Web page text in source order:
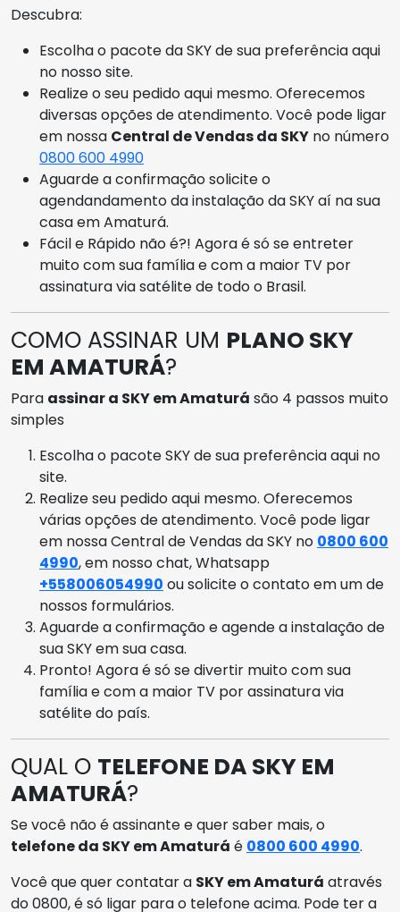
Descubra:
Escolha o pacote da SKY de sua preferência aqui
no nosso site.
Realize o seu pedido aqui mesmo. Oferecemos
diversas opções de atendimento. Você pode ligar
em nossa Central de Vendas da SKY no número
0800 600 4990
Aguarde a confirmação solicite o
agendandamento da instalação da SKY aí na sua
casa em Amaturá.
Fácil e Rápido não é?! Agora é só se entreter
muito com sua família e com a maior TV por
assinatura via satélite de todo o Brasil.
COMO ASSINAR UM PLANO SKY
EM AMATURÁ?
Para assinar a SKY em Amaturá são 4 passos muito
simples
Escolha o pacote SKY de sua preferência aqui no
site.
Realize seu pedido aqui mesmo. Oferecemos
várias opções de atendimento. Você pode ligar
em nossa Central de Vendas da SKY no 0800 600
4990, em nosso chat, Whatsapp
+558006054990 ou solicite o contato em um de
nossos formulários.
Aguarde a confirmação e agende a instalação de
sua SKY em sua casa.
Pronto! Agora é só se divertir muito com sua
família e com a maior TV por assinatura via
satélite do país.
QUAL O TELEFONE DA SKY EM
AMATURÁ?
Se você não é assinante e quer saber mais, o
telefone da SKY em Amaturá é 0800 600 4990.
Você que quer contatar a SKY em Amaturá através
do 0800, é só ligar para o telefone acima. Pode ter a